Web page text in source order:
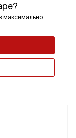
максимально